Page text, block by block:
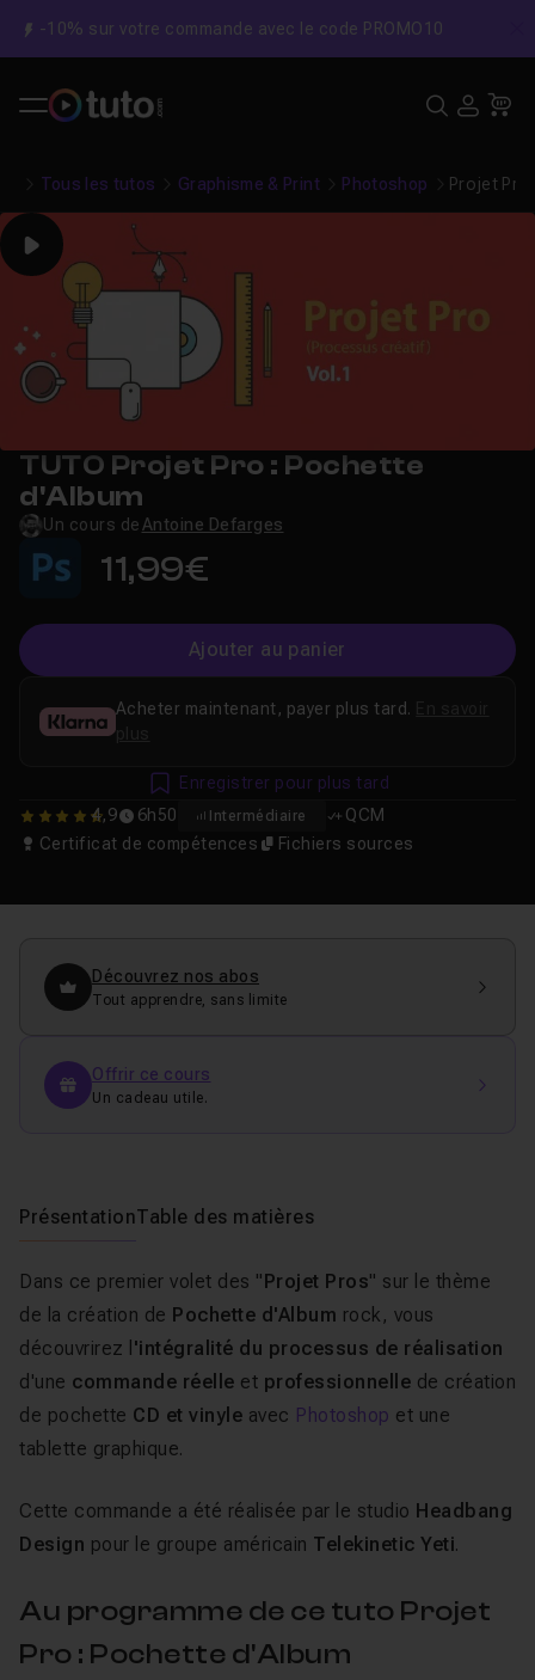
-10% sur votre commande avec le code PROMO10
Tous les tutos Graphisme & Print Photoshop Projet Pro
Play
TUTO Projet Pro : Pochette
d'Album
Un cours de Antoine Defarges
11,99€
Ajouter au panier
4.8793103448276
4,9 6h50 Intermédiaire
QCM
Certificat de compétences
Fichiers sources
Acheter maintenant, payer plus tard.
plus
Enregistrer pour plus tard
Découvrez nos abos
Tout apprendre, sans limite
Offrir ce cours
Un cadeau utile.
PrésentationTable des matières
Dans ce premier volet des "Projet Pros" sur le thème
de la création de Pochette d'Album rock, vous
découvrirez l 'intégralité du processus de réalisation
d'une commande réelle et professionnelle de création
de pochette CD et vinyle avec Photoshop et une
tablette graphique.
Cette commande a été réalisée par le studio Headbang
Design pour le groupe américain Telekinetic Yeti.
Au programme de ce tuto Projet
Pro : Pochette d'Album